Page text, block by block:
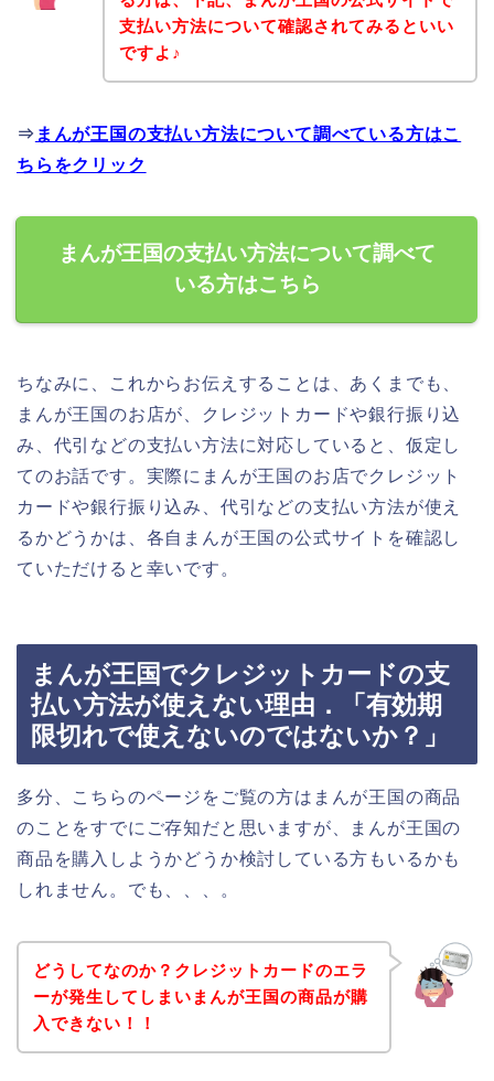
支払い方法について確認されてみるといい
ですよ♪
⇒ まんが王国の支払い方法について調べている方はこ
ちらをクリック
まんが王国の支払い方法について調べて
いる方はこちら
ちなみに、これからお伝えすることは、あくまでも、
まんが王国のお店が、クレジットカードや銀行振り込
み、代引などの支払い方法に対応していると、仮定し
てのお話です。実際にまんが王国のお店でクレジット
カードや銀行振り込み、代引などの支払い方法が使え
るかどうかは、各自まんが王国の公式サイトを確認し
ていただけると幸いです。
まんが王国でクレジットカードの支
払い方法が使えない理由．「有効期
限切れで使えないのではないか？」
多分、こちらのページをご覧の方はまんが王国の商品
のことをすでにご存知だと思いますが、まんが王国の
商品を購入しようかどうか検討している方もいるかも
しれません。でも、、、。
どうしてなのか？クレジットカードのエラ
ーが発生してしまいまんが王国の商品が購
入できない！！